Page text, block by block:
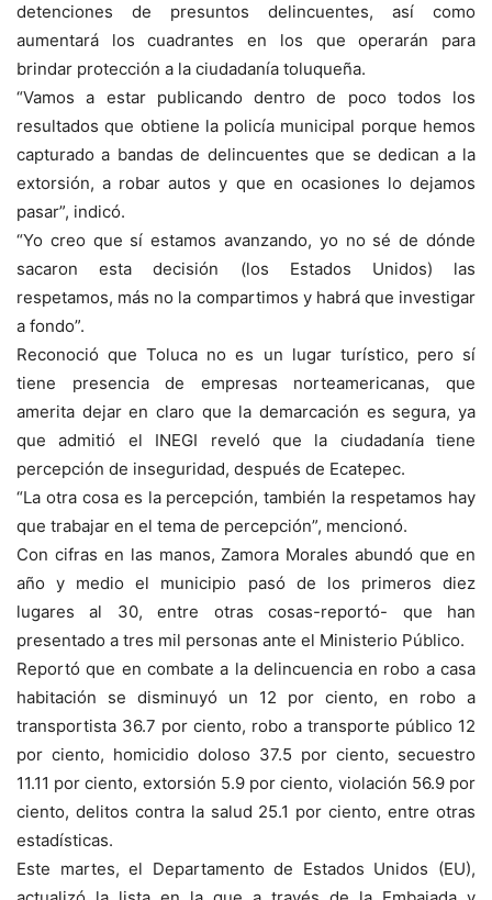
detenciones de presuntos delincuentes, así como
aumentará los cuadrantes en los que operarán para
brindar protección a la ciudadanía toluqueña.
“Vamos a estar publicando dentro de poco todos los
resultados que obtiene la policía municipal porque hemos
capturado a bandas de delincuentes que se dedican a la
extorsión, a robar autos y que en ocasiones lo dejamos
pasar”, indicó.
“Yo creo que sí estamos avanzando, yo no sé de dónde
sacaron esta decisión (los Estados Unidos) las
respetamos, más no la compartimos y habrá que investigar
a fondo”.
Reconoció que Toluca no es un lugar turístico, pero sí
tiene presencia de empresas norteamericanas, que
amerita dejar en claro que la demarcación es segura, ya
que admitió el INEGI reveló que la ciudadanía tiene
percepción de inseguridad, después de Ecatepec.
“La otra cosa es la percepción, también la respetamos hay
que trabajar en el tema de percepción”, mencionó.
Con cifras en las manos, Zamora Morales abundó que en
año y medio el municipio pasó de los primeros diez
lugares al 30, entre otras cosas-reportó- que han
presentado a tres mil personas ante el Ministerio Público.
Reportó que en combate a la delincuencia en robo a casa
habitación se disminuyó un 12 por ciento, en robo a
transportista 36.7 por ciento, robo a transporte público 12
por ciento, homicidio doloso 37.5 por ciento, secuestro
11.11 por ciento, extorsión 5.9 por ciento, violación 56.9 por
ciento, delitos contra la salud 25.1 por ciento, entre otras
estadísticas.
Este martes, el Departamento de Estados Unidos (EU),